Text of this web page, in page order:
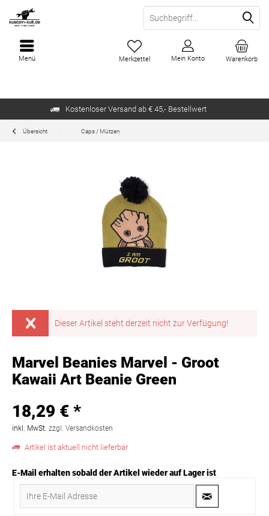
Kostenloser Versand ab € 45,- Bestellwert
Warenkorb
Merkzettel Mein Konto
Menü
Übersicht Caps / Mützen
Dieser Artikel steht derzeit nicht zur Verfügung!
Marvel Beanies Marvel - Groot
Kawaii Art Beanie Green
18,29 € *
inkl. MwSt. zzgl. Versandkosten
Artikel ist aktuell nicht lieferbar
E-Mail erhalten sobald der Artikel wieder auf Lager ist